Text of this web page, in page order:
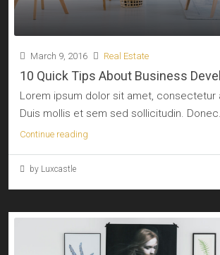
March 9, 2016 Real Estate
10 Quick Tips About Business
Lorem ipsum dolor sit amet, consectetur
Duis mollis et sem sed sollicitudin.
Continue reading
by Luxcastle